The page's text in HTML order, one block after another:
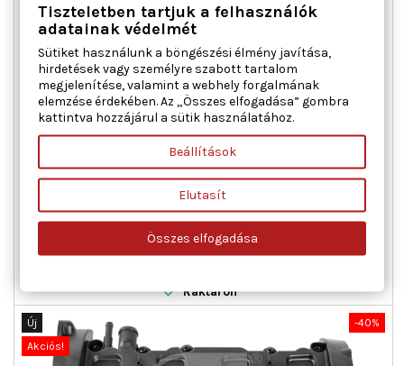
MAGNETI MARELLI 350103744000 ABLAKEMELŐ JOBB ELSŐ
ABARTH FIAT
Ajtók száma : 3, Beépítési oldal : jobb első, Csatlakozók
száma : 2, Kiegészítő cikk/kiegészítő info : Villanymotorral,
Működési mód : elektromos, Páros cikkszám : 350103743000
Ár
39 151 FtNormál
ár
48 939 Ft
Raktáron
-40%
Új
Akciós!
Tiszteletben tartjuk a felhasználók
adatainak védelmét
Sütiket használunk a böngészési élmény javítása,
hirdetések vagy személyre szabott tartalom
megjelenítése, valamint a webhely forgalmának
elemzése érdekében. Az „Összes elfogadása” gombra
kattintva hozzájárul a sütik használatához.
Beállítások
Elutasít
Összes elfogadása